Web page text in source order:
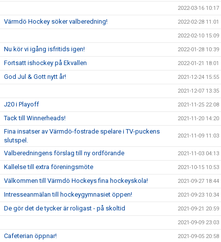
2022-03-16 10:17
Värmdö Hockey söker valberedning! 2022-02-28 11:01
2022-02-10 15:09
Nu kör vi igång isfritids igen! 2022-01-28 10:39
Fortsatt ishockey på Ekvallen 2022-01-21 18:01
God Jul & Gott nytt år! 2021-12-24 15:55
2021-12-07 13:35
J20 i Playoff 2021-11-25 22:08
Tack till Winnerheads! 2021-11-20 14:20
Fina insatser av Värmdö-fostrade spelare i TV-puckens
slutspel.
2021-11-09 11:03
Valberedningens förslag till ny ordförande 2021-11-03 04:13
Kallelse till extra föreningsmöte 2021-10-15 10:53
Välkommen till Värmdö Hockeys fina hockeyskola! 2021-09-27 18:44
Intresseanmälan till hockeygymnasiet öppen! 2021-09-23 10:34
De gör det de tycker är roligast - på skoltid 2021-09-21 20:59
2021-09-09 23:03
Cafeterian öppnar! 2021-09-05 20:58